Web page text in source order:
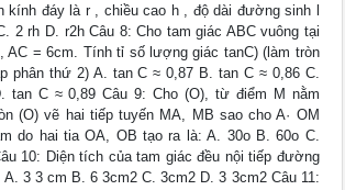
kính đáy là r , chiều cao h , độ dài đường sinh l
2 rh D. r2h Câu 8: Cho tam giác ABC vuông tại
AC = 6cm. Tính tỉ số lượng giác tanC) (làm tròn
phân thứ 2) A. tan C ≈ 0,87 B. tan C ≈ 0,86 C.
tan C ≈ 0,89 Câu 9: Cho (O), từ điểm M nằm
(O) vẽ hai tiếp tuyến MA, MB sao cho A· OM
do hai tia OA, OB tạo ra là: A. 30o B. 60o C.
10: Diện tích của tam giác đều nội tiếp đường
A. 3 3 cm B. 6 3cm2 C. 3cm2 D. 3 3cm2 Câu 11: